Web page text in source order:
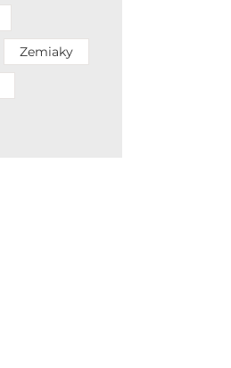
Zemiaky